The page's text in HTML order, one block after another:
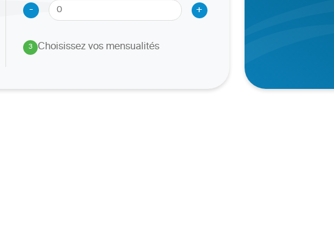
-
+
3
. Choisissez vos mensualités